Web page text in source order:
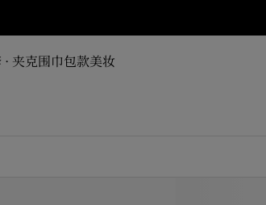
夹克围巾包款美妆